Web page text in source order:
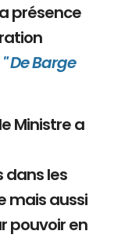
présence
" De Barge
Ministre a
dans les
mais aussi
pouvoir en